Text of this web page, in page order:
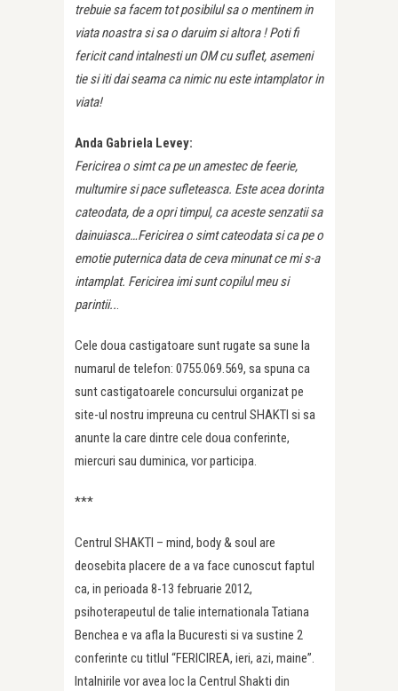
trebuie sa facem tot posibilul sa o mentinem in
viata noastra si sa o daruim si altora ! Poti fi
fericit cand intalnesti un OM cu suflet, asemeni
tie si iti dai seama ca nimic nu este intamplator in
viata!
Anda Gabriela Levey:
Fericirea o simt ca pe un amestec de feerie,
multumire si pace sufleteasca. Este acea dorinta
cateodata, de a opri timpul, ca aceste senzatii sa
dainuiasca…Fericirea o simt cateodata si ca pe o
emotie puternica data de ceva minunat ce mi s-a
intamplat. Fericirea imi sunt copilul meu si
parintii...
Cele doua castigatoare sunt rugate sa sune la
numarul de telefon: 0755.069.569, sa spuna ca
sunt castigatoarele concursului organizat pe
site-ul nostru impreuna cu centrul SHAKTI si sa
anunte la care dintre cele doua conferinte,
miercuri sau duminica, vor participa.
***
Centrul SHAKTI – mind, body & soul are
deosebita placere de a va face cunoscut faptul
ca, in perioada 8-13 februarie 2012,
psihoterapeutul de talie internationala Tatiana
Benchea e va afla la Bucuresti si va sustine 2
conferinte cu titlul “FERICIREA, ieri, azi, maine”.
Intalnirile vor avea loc la Centrul Shakti din